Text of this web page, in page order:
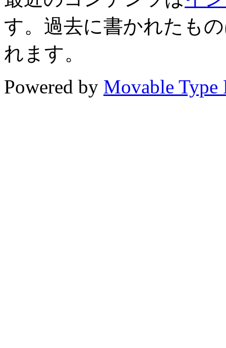
す。過去に書かれたも
れます。
Powered by Movable Type